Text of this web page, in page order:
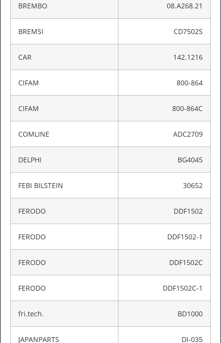
BREMBO 08.A268.21
BREMSI CD7502S
CAR 142.1216
CIFAM 800-864
CIFAM 800-864C
COMLINE ADC2709
DELPHI BG4045
FEBI BILSTEIN 30652
FERODO DDF1502
FERODO DDF1502-1
FERODO DDF1502C
FERODO DDF1502C-1
fri.tech. BD1000
JAPANPARTS DI-035